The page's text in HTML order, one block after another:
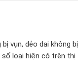
vụn, dẻo dai không
loại hiện có trên